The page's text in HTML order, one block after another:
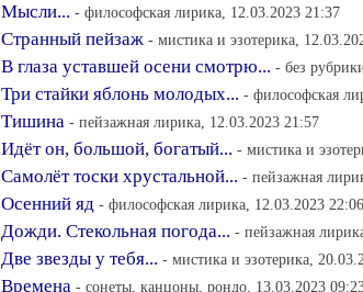
Мысли... - философская лирика, 12.03.2023 21:37
Странный пейзаж - мистика и эзотерика,
В глаза уставшей осени смотрю... - без
Три стайки яблонь молодых... - философская
Тишина - пейзажная лирика, 12.03.2023 21:57
Идёт он, большой, богатый... - мистика и
Самолёт тоски хрустальной... - пейзажная
Осенний яд - философская лирика, 12.03.2023 22:06
Дожди. Стекольная погода... - пейзажная
Две звезды у тебя... - мистика и эзотерика,
Времена - сонеты, канцоны, рондо, 13.03.2023